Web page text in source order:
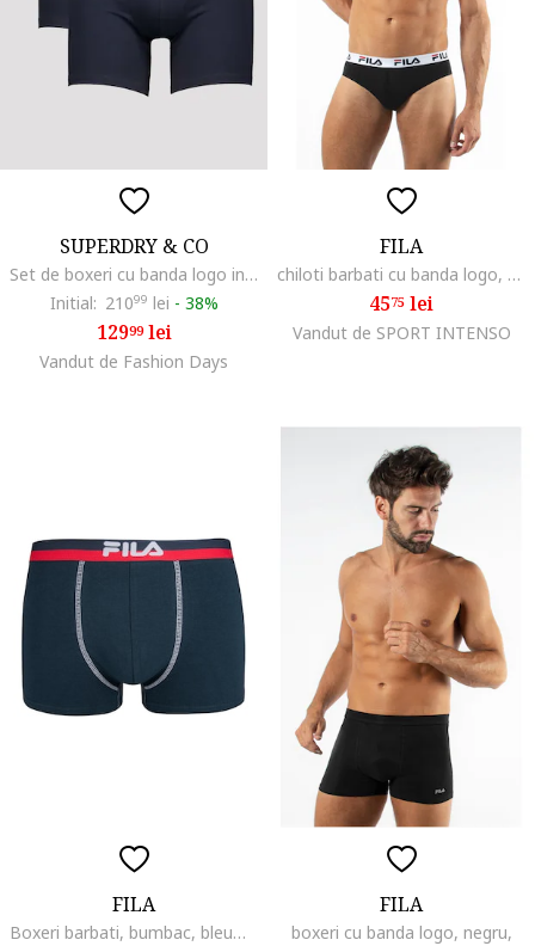
SUPERDRY & CO
Set de boxeri cu banda logo in talie - 3 perechi, Albastru ultramarin
Initial: 21099 lei - 38%
12999lei
Vandut de Fashion Days
FILA
chiloti barbati cu banda logo, negru, Negru
4575 lei
Vandut de SPORT INTENSO
FILA
Boxeri barbati, bumbac, bleumarin,, Bleumarin
FILA
boxeri cu banda logo, negru,